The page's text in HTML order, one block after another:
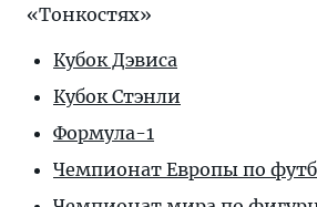
«Тонкостях»
Кубок Дэвиса
Кубок Стэнли
Формула-1
Чемпионат Европы по